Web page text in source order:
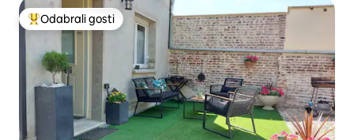
Među najviše rangiranima s oznakom „Odabrali gosti”
Odabrali gosti